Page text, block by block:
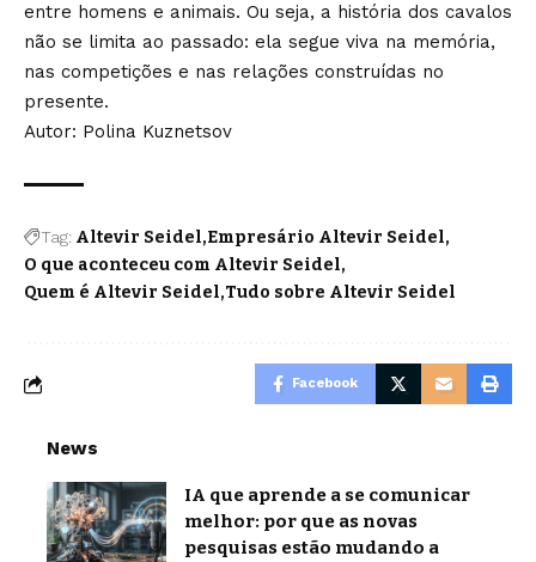
entre homens e animais. Ou seja, a história dos cavalos
não se limita ao passado: ela segue viva na memória,
nas competições e nas relações construídas no
presente.
Autor: Polina Kuznetsov
Tag: Altevir Seidel Empresário Altevir Seidel
O que aconteceu com Altevir Seidel
Quem é Altevir Seidel Tudo sobre Altevir Seidel
Facebook
News
IA que aprende a se comunicar
melhor: por que as novas
pesquisas estão mudando a